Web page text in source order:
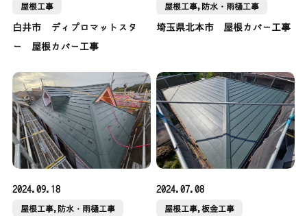
屋根工事
白井市 ディプロマットスタ
ー 屋根カバー工事
屋根工事,防水・雨樋工事
埼玉県北本市 屋根カバー工事
2024.09.18
屋根工事,防水・雨樋工事
2024.07.08
屋根工事,板金工事